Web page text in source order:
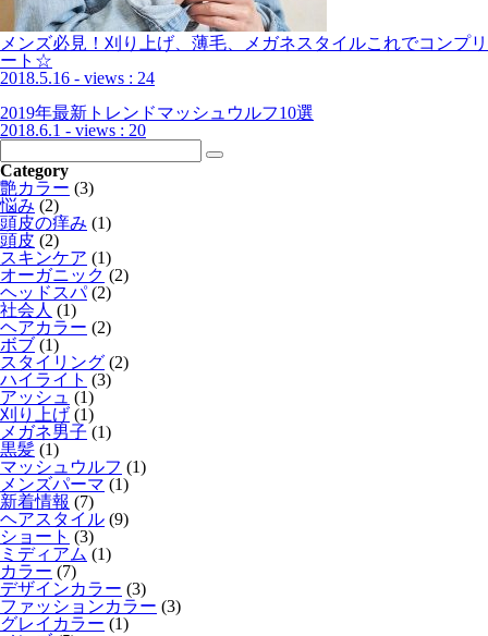
メンズ必見！刈り上げ、薄毛、メガネスタイルこれでコンプリ
ート☆
2018.5.16 - views : 24
2019年最新トレンドマッシュウルフ10選
2018.6.1 - views : 20
Category
艶カラー (3)
悩み (2)
頭皮の痒み (1)
頭皮 (2)
スキンケア (1)
オーガニック (2)
ヘッドスパ(2)
社会人 (1)
ヘアカラー (2)
ボブ (1)
スタイリング (2)
ハイライト (3)
アッシュ (1)
刈り上げ (1)
メガネ男子 (1)
黒髪 (1)
マッシュウルフ (1)
メンズパーマ (1)
新着情報 (7)
ヘアスタイル (9)
ショート (3)
ミディアム (1)
カラー (7)
デザインカラー (3)
ファッションカラー (3)
グレイカラー (1)